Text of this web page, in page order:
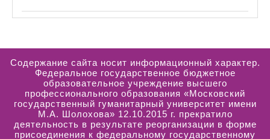
Содержание сайта носит информационный характер.
Федеральное государственное бюджетное
образовательное учреждение высшего
профессионального образования «Московский
государственный гуманитарный университет имени
М.А. Шолохова» 12.10.2015 г. прекратило
деятельность в результате реорганизации в форме
присоединения к федеральному государственному